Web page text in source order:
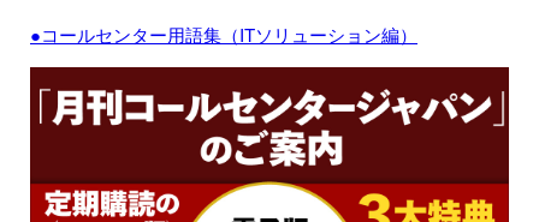
●コールセンター用語集（ITソリューション編）